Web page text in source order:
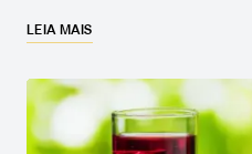
LEIA MAIS